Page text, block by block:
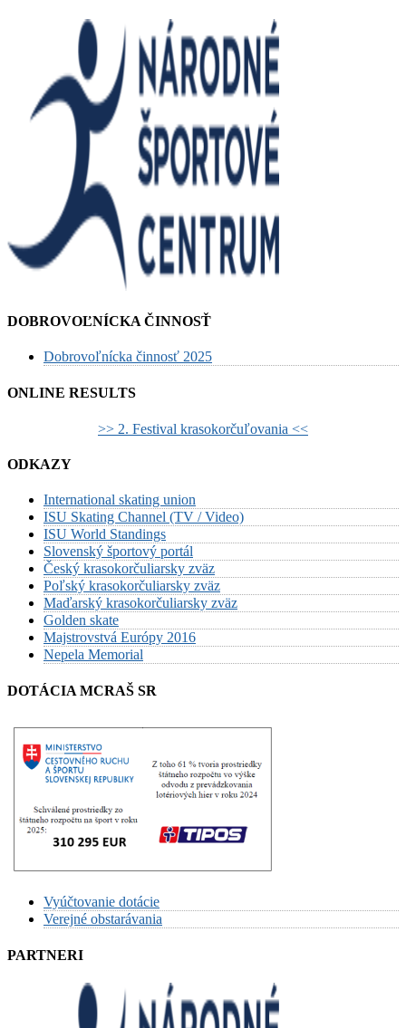
DOBROVOĽNÍCKA ČINNOSŤ
Dobrovoľnícka činnosť 2025
ONLINE RESULTS
>> 2. Festival krasokorčuľovania <<
ODKAZY
International skating union
ISU Skating Channel (TV / Video)
ISU World Standings
Slovenský športový portál
Český krasokorčuliarsky zväz
Poľský krasokorčuliarsky zväz
Maďarský krasokorčuliarsky zväz
Golden skate
Majstrovstvá Európy 2016
Nepela Memorial
DOTÁCIA MCRAŠ SR
Vyúčtovanie dotácie
Verejné obstarávania
PARTNERI